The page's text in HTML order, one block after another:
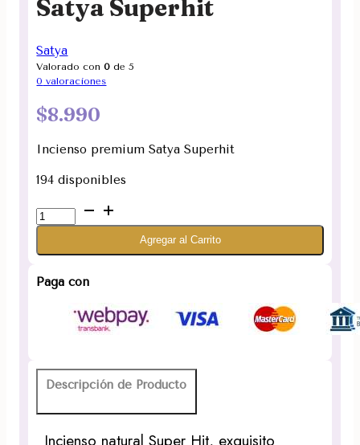
Satya Superhit
Satya
Valorado con0 de 5
0 valoraciones
$8.990
Incienso premium Satya Superhit
194 disponibles
Incienso
premium
cantidad
Agregar al Carrito
Paga con
Descripción de Producto
Incienso natural Super Hit, exquisito